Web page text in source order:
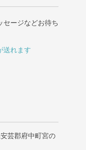
セージなどお待ち
送れます
芸郡府中町宮の